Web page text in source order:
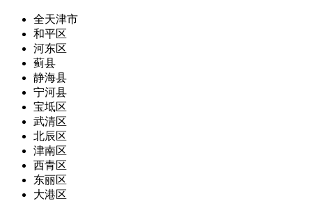
全天津市
和平区
河东区
蓟县
静海县
宁河县
宝坻区
武清区
北辰区
津南区
西青区
东丽区
大港区